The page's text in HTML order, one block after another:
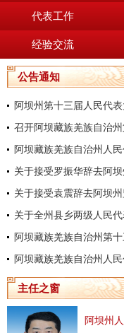
代表工作
经验交流
公告通知
阿坝州第十三届人民代
阿坝藏族羌族自治州人
关于接受罗振华辞去阿
关于接受袁震辞去阿坝
关于全州县乡两级人民
阿坝藏族羌族自治州第
阿坝藏族羌族自治州人
主任之窗
阿坝州